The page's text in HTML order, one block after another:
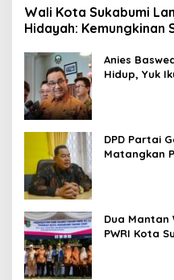
Wali Kota Sukabumi
Hidayah: Kemungkinan
Anies
Hidup, Yuk
DPD Partai
Matangkan
Dua Mantan
PWRI Kota